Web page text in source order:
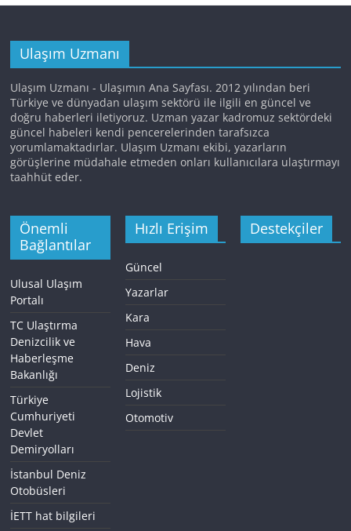
Ulaşım Uzmanı
Ulaşım Uzmanı - Ulaşımın Ana Sayfası. 2012 yılından beri
Türkiye ve dünyadan ulaşım sektörü ile ilgili en güncel ve
doğru haberleri iletiyoruz. Uzman yazar kadromuz sektördeki
güncel habeleri kendi pencerelerinden tarafsızca
yorumlamaktadırlar. Ulaşım Uzmanı ekibi, yazarların
görüşlerine müdahale etmeden onları kullanıcılara ulaştırmayı
taahhüt eder.
Önemli
Bağlantılar
Ulusal Ulaşım
Portalı
TC Ulaştırma
Denizcilik ve
Haberleşme
Bakanlığı
Türkiye
Cumhuriyeti
Devlet
Demiryolları
İstanbul Deniz
Otobüsleri
İETT hat bilgileri
Hızlı Erişim
Güncel
Yazarlar
Kara
Hava
Deniz
Lojistik
Otomotiv
Destekçiler